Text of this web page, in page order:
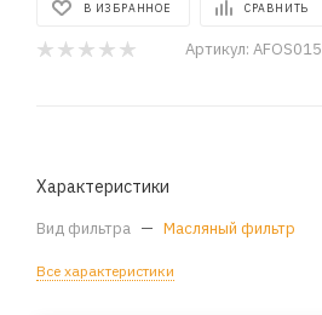
В ИЗБРАННОЕ СРАВНИТЬ
Артикул: AFOS015
Характеристики
Вид фильтра — Масляный фильтр
Все характеристики